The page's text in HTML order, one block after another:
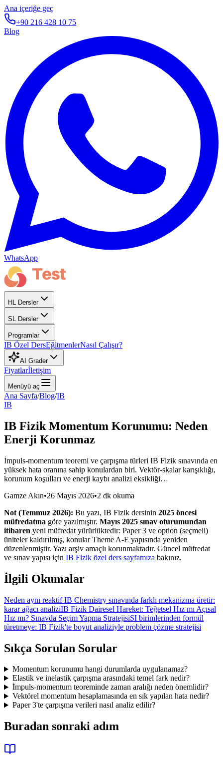
Ana içeriğe geç
+90 216 428 10 75
Blog
WhatsApp
HL Dersler
SL Dersler
Programlar
IB Özel DersEğitmenlerNasıl Çalışır?
AI Grader
Fiyatlarİletişim
Menüyü aç
Ana Sayfa/Blog/IB
IB
IB Fizik Momentum Korunumu: Neden
Enerji Korunmaz
İmpuls-momentum teoremi ve çarpışma türleri IB Fizik sınavında en
yüksek hata oranına sahip konulardan biri. Vektör-skalar karışıklığı,
korunum koşulları ve enerji kaybı analizi eksikliği…
Gamze Akın•26 Mayıs 2026•2 dk okuma
Not (Temmuz 2026): Bu yazı, IB Fizik dersinin 2025 öncesi
müfredatına göre yazılmıştır. Mayıs 2025 sınav oturumundan
itibaren yeni müfredat yürürlüktedir: Paper 3 ve option (seçmeli)
üniteler kaldırılmış, konular Theme A-E yapısında yeniden
düzenlenmiştir. Yazı arşiv amaçlı korunmaktadır. Güncel müfredat
ve sınav yapısı için IB Fizik özel ders sayfamıza bakınız.
İlgili Okumalar
Neden aynı reaktif IB Chemistry sınavında farklı mekanizma üretir:
karar ağacı analiziIB Fizik Dairesel Hareket: Teğetsel Hız mı Açısal
Hız mı? Sınavda Seçim Yapma StratejisiSI birimlerinden formül
türetmeye: IB Fizik'te boyut analiziyle problem çözme stratejisi
Sıkça Sorulan Sorular
Momentum korunumu hangi durumlarda uygulanamaz?
Elastik ve inelastik çarpışma arasındaki temel fark nedir?
İmpuls-momentum teoreminde zaman aralığı neden önemlidir?
Vektörel momentum hesaplamasında en sık yapılan hata nedir?
Paper 3'te çarpışma verileri nasıl analiz edilir?
Buradan sonraki adım